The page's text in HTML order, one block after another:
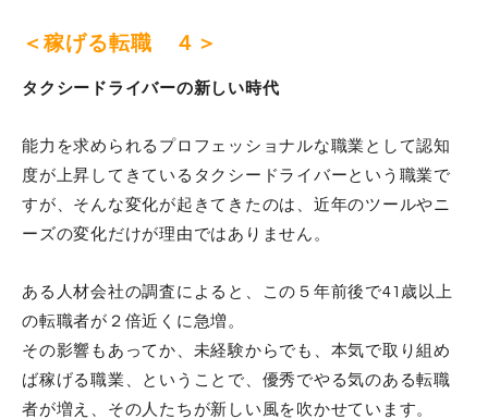
＜稼げる転職 ４＞
タクシードライバーの新しい時代
能力を求められるプロフェッショナルな職業として認知
度が上昇してきているタクシードライバーという職業で
すが、そんな変化が起きてきたのは、近年のツールやニ
ーズの変化だけが理由ではありません。
ある人材会社の調査によると、この５年前後で41歳以上
の転職者が２倍近くに急増。
その影響もあってか、未経験からでも、本気で取り組め
ば稼げる職業、ということで、優秀でやる気のある転職
者が増え、その人たちが新しい風を吹かせています。